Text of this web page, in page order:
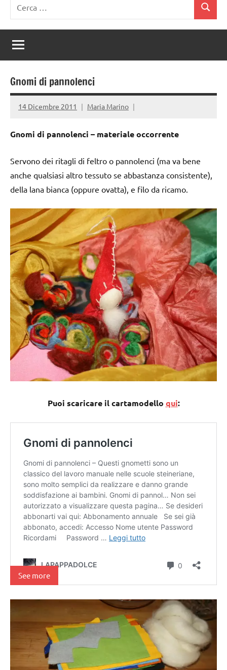
per:
Cerca
Gnomi di pannolenci
14 Dicembre 2011 Maria Marino
Gnomi di pannolenci – materiale occorrente
Servono dei ritagli di feltro o pannolenci (ma va bene
anche qualsiasi altro tessuto se abbastanza consistente),
della lana bianca (oppure ovatta), e filo da ricamo.
Puoi scaricare il cartamodello qui:
See more